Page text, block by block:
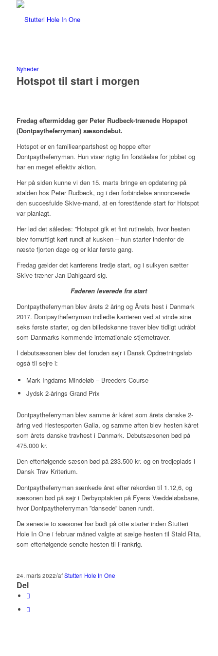
Nyheder
Hotspot til start i morgen
Fredag eftermiddag gør Peter Rudbeck-trænede Hopspot
(Dontpaytheferryman) sæsondebut.
Hotspot er en familieanpartshest og hoppe efter
Dontpaytheferryman. Hun viser rigtig fin forståelse for jobbet og
har en meget effektiv aktion.
Her på siden kunne vi den 15. marts bringe en opdatering på
stalden hos Peter Rudbeck, og i den forbindelse annoncerede
den succesfulde Skive-mand, at en forestående start for Hotspot
var planlagt.
Her lød det således: ”Hotspot gik et fint rutineløb, hvor hesten
blev fornuftigt kørt rundt af kusken – hun starter indenfor de
næste fjorten dage og er klar første gang.
Fredag gælder det karrierens tredje start, og i sulkyen sætter
Skive-træner Jan Dahlgaard sig.
Faderen leverede fra start
Dontpaytheferryman blev årets 2 åring og Årets hest i Danmark
2017. Dontpaytheferryman indledte karrieren ved at vinde sine
seks første starter, og den billedskønne traver blev tidligt udråbt
som Danmarks kommende internationale stjernetraver.
I debutsæsonen blev det foruden sejr i Dansk Opdrætningsløb
også til sejre i:
Mark Ingdams Mindeløb – Breeders Course
Jydsk 2-årings Grand Prix
Dontpaytheferryman blev samme år kåret som årets danske 2-
åring ved Hestesporten Galla, og samme aften blev hesten kåret
som årets danske travhest i Danmark. Debutsæsonen bød på
475.000 kr.
Den efterfølgende sæson bød på 233.500 kr. og en tredjeplads i
Dansk Trav Kriterium.
Dontpaytheferryman sænkede året efter rekorden til 1.12,6, og
sæsonen bød på sejr i Derbyoptakten på Fyens Væddeløbsbane,
hvor Dontpaytheferryman ”dansede” banen rundt.
De seneste to sæsoner har budt på otte starter inden Stutteri
Hole In One i februar måned valgte at sælge hesten til Stald Rita,
som efterfølgende sendte hesten til Frankrig.
24. marts 2022/afStutteri Hole In One
Del